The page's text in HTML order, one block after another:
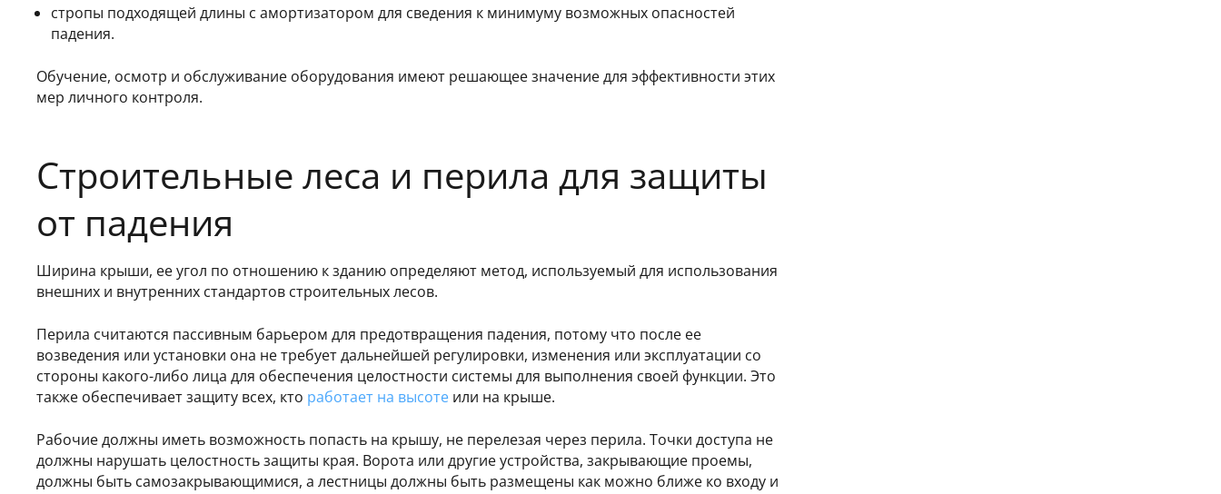
стропы подходящей длины с амортизатором для сведения к минимуму возможных опасностей
падения.
Обучение, осмотр и обслуживание оборудования имеют решающее значение для эффективности этих
мер личного контроля.
Строительные леса и перила для защиты
от падения
Ширина крыши, ее угол по отношению к зданию определяют метод, используемый для использования
внешних и внутренних стандартов строительных лесов.
Перила считаются пассивным барьером для предотвращения падения, потому что после ее
возведения или установки она не требует дальнейшей регулировки, изменения или эксплуатации со
стороны какого-либо лица для обеспечения целостности системы для выполнения своей функции. Это
также обеспечивает защиту всех, кто работает на высоте или на крыше.
Рабочие должны иметь возможность попасть на крышу, не перелезая через перила. Точки доступа не
должны нарушать целостность защиты края. Ворота или другие устройства, закрывающие проемы,
должны быть самозакрывающимися, а лестницы должны быть размещены как можно ближе ко входу и